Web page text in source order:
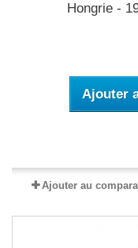
Hongrie -
Ajouter
Ajouter au